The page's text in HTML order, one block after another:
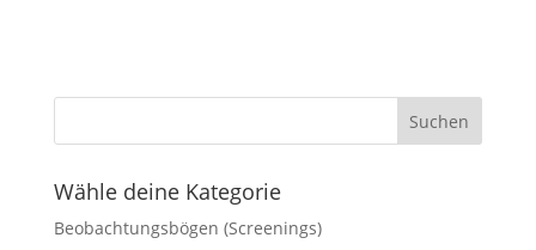
Wähle deine Kategorie
Beobachtungsbögen (Screenings)